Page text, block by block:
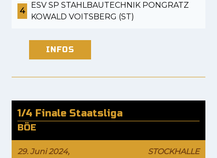
4
ESV SP STAHLBAUTECHNIK PONGRATZ
KOWALD VOITSBERG (ST)
INFOS
1/4 Finale Staatsliga
BÖE
29. Juni 2024,
STOCKHALLE